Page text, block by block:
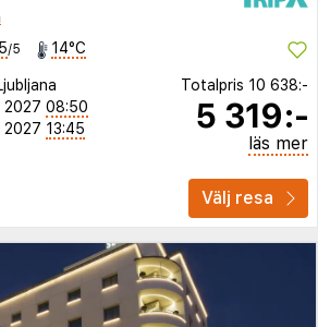
/5 14°C
2027 08:50
2027 13:45
Totalpris 10 638:-
5 319:-
läs mer
Välj resa